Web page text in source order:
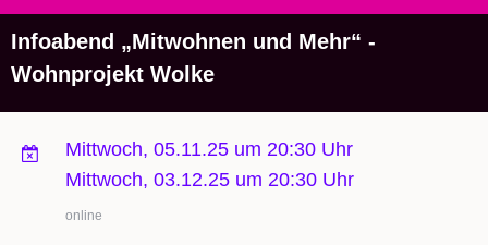
Infoabend „Mitwohnen und Mehr“ -
Wohnprojekt Wolke
Mittwoch, 05.11.25 um 20:30 Uhr
Mittwoch, 03.12.25 um 20:30 Uhr
online